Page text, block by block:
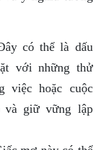
có thể là dấu
với những thử
việc hoặc cuộc
và giữ vững lập